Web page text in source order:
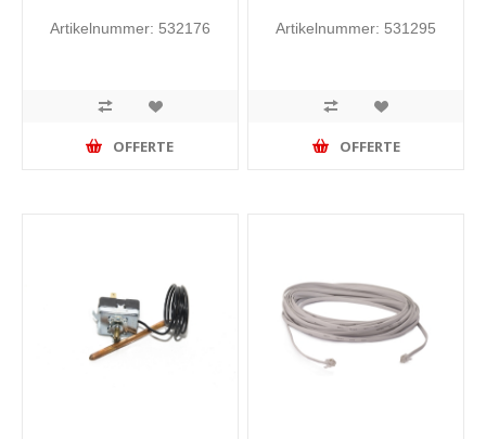
Artikelnummer: 532176
OFFERTE
Artikelnummer: 531295
OFFERTE